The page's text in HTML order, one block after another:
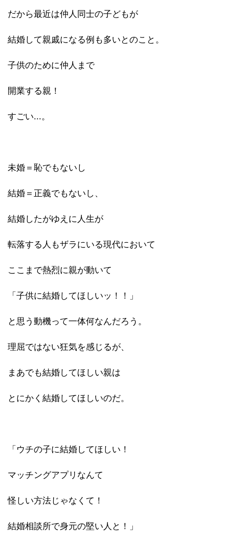
だから最近は仲人同士の子どもが
結婚して親戚になる例も多いとのこと。
子供のために仲人まで
開業する親！
すごい...。
未婚＝恥でもないし
結婚＝正義でもないし、
結婚したがゆえに人生が
転落する人もザラにいる現代において
ここまで熱烈に親が動いて
「子供に結婚してほしいッ！！」
と思う動機って一体何なんだろう。
理屈ではない狂気を感じるが、
まあでも結婚してほしい親は
とにかく結婚してほしいのだ。
「ウチの子に結婚してほしい！
マッチングアプリなんて
怪しい方法じゃなくて！
結婚相談所で身元の堅い人と！」